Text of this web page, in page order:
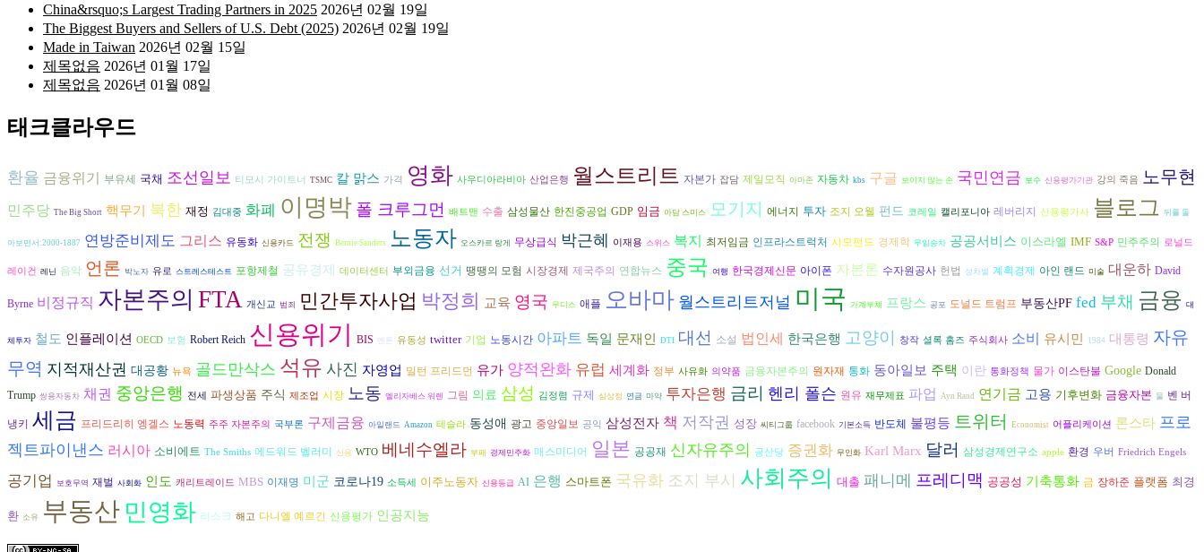
China&rsquo;s Largest Trading Partners in 2025 2026년 02월 19일
The Biggest Buyers and Sellers of U.S. Debt (2025) 2026년 02월 19일
Made in Taiwan 2026년 02월 15일
제목없음 2026년 01월 17일
제목없음 2026년 01월 08일
태크클라우드
환율 금융위기 부유세 국채 조선일보 티모시 가이트너 TSMC 칼 맑스 가격 영화 사우디아라비아 산업은행 월스트리트 자본가 잡담 제일모직 아마존 자동차 kbs 구글 보이지 않는 손 국민연금 보수 신용평가기관 강의 죽음 노무현
민주당 The Big Short 핵무기 북한 재정 김대중 화폐 이명박 폴 크루그먼 배트맨 수출 삼성물산 한진중공업 GDP 임금 아담 스미스 모기지 에너지 투자 조지 오웰 펀드 코레일 캘리포니아 레버리지 신용평가사 블로그 뒤를 돌
아보면서:2000-1887 연방준비제도 그리스 유동화 신용카드 전쟁 Bernie Sanders 노동자 오스카르 랑게 무상급식 박근혜 이재용 스위스 복지 최저임금 인프라스트럭처 사모펀드 경제학 무임승차 공공서비스 이스라엘 IMF S&P 민주주의 로널드
레이건 레닌 음악 언론 박노자 유로 스트레스테스트 포항제철 공유경제 데이터센터 부외금융 선거 땡땡의 모험 시장경제 제국주의 연합뉴스 중국 여행 한국경제신문 아이폰 자본론 수자원공사 헌법 성차별 계획경제 아인 랜드 미술 대운하 David
Byrne 비정규직 자본주의 FTA 개신교 범죄 민간투자사업 박정희 교육 영국 무디스 애플 오바마 월스트리트저널 미국 가계부채 프랑스 공포 도널드 트럼프 부동산PF fed 부채 금융 대
체투자 철도 인플레이션 OECD 보험 Robert Reich 신용위기 BIS 엔론 유동성 twitter 기업 노동시간 아파트 독일 문재인 DTI 대선 소설 법인세 한국은행 고양이 창작 셜록 홈즈 주식회사 소비 유시민 1984 대통령 자유
무역 지적재산권 대공황 뉴욕 골드만삭스 석유 사진 자영업 밀턴 프리드먼 유가 양적완화 유럽 세계화 정부 사유화 의약품 금융자본주의 원자재 통화 동아일보 주택 이란 통화정책 물가 이스탄불 Google Donald
Trump 쌍용자동차 채권 중앙은행 전세 파생상품 주식 제조업 시장 노동 엘리자베스 워렌 그림 의료 삼성 김정렴 규제 심상정 연금 마약 투자은행 금리 헨리 폴슨 원유 재무제표 파업 Ayn Rand 연기금 고용 기후변화 금융자본 물 벤 버
냉키 세금 프리드리히 엥겔스 노동력 주주 자본주의 국부론 구제금융 아일랜드 Amazon 테슬라 동성애 광고 중앙일보 공익 삼성전자 책 저작권 성장 씨티그룹 facebook 기본소득 반도체 불평등 트위터 Economist 어플리케이션 론스타 프로
젝트파이낸스 러시아 소비에트 The Smiths 에드워드 벨러미 신용 WTO 베네수엘라 부패 경제민주화 매스미디어 일본 공공재 신자유주의 공산당 증권화 무인화 Karl Marx 달러 삼성경제연구소 apple 환경 우버 Friedrich Engels
공기업 보호무역 재벌 사회화 인도 캐리트레이드 MBS 이재명 미군 코로나19 소득세 이주노동자 신용등급 AI 은행 스마트폰 국유화 조지 부시 사회주의 대출 패니메 프레디맥 공공성 기축통화 금 장하준 플랫폼 최경
환 소유 부동산 민영화 리스크 해고 다니엘 예르긴 신용평가 인공지능